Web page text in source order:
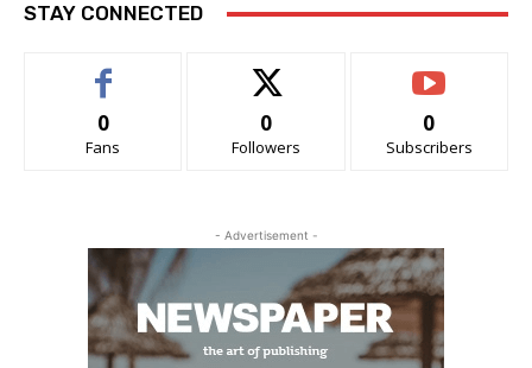
STAY CONNECTED
0
Fans
0
Followers
0
Subscribers
- Advertisement -